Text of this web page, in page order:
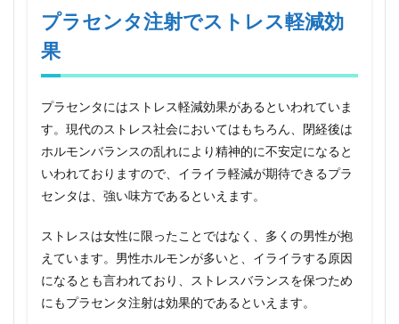
その
効果
ット
いて
プラセンタ注射でストレス軽減効
果
プラセンタにはストレス軽減効果があるといわれていま
す。現代のストレス社会においてはもちろん、閉経後は
ホルモンバランスの乱れにより精神的に不安定になると
いわれておりますので、イライラ軽減が期待できるプラ
センタは、強い味方であるといえます。
ストレスは女性に限ったことではなく、多くの男性が抱
えています。男性ホルモンが多いと、イライラする原因
になるとも言われており、ストレスバランスを保つため
にもプラセンタ注射は効果的であるといえます。